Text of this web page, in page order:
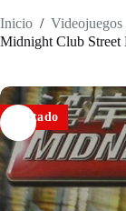
Inicio / Videojuegos
Midnight Club Street
Agotado